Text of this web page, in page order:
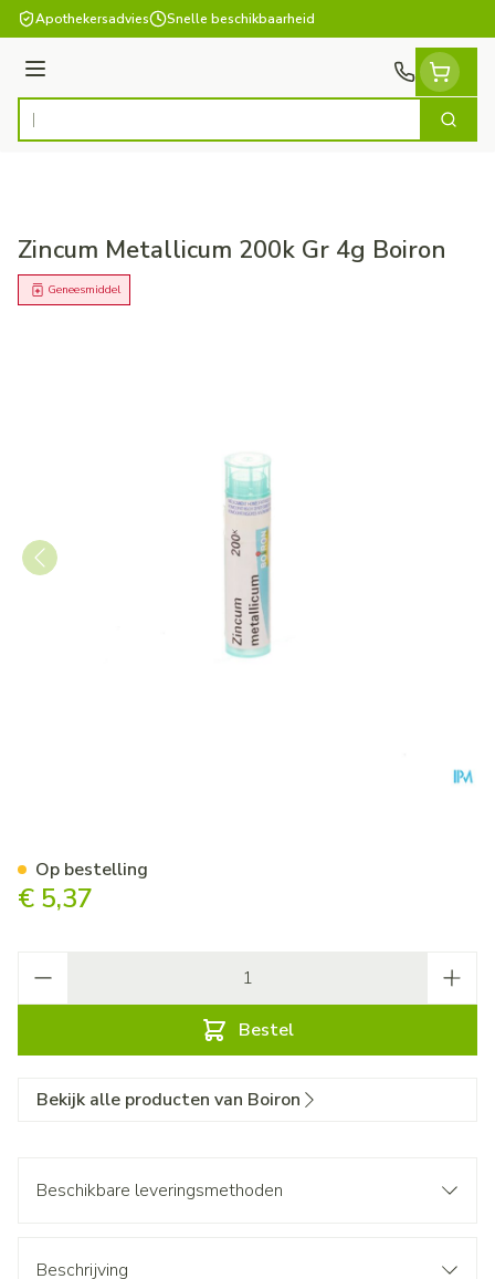
Ga naar de inhoud
Apothekersadvies Snelle beschikbaarheid
Menu
Product, merk, categorie... Zoek
Zincum Metallicum 200k Gr 4g Boiron
Geneesmiddel
€ 5,37
Bestel
Op bestelling
Bekijk alle producten van Boiron
Beschikbare leveringsmethoden
Beschrijving